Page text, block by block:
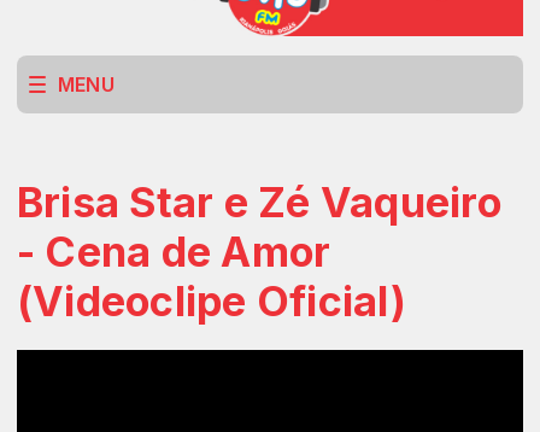
MENU
Brisa Star e Zé Vaqueiro
- Cena de Amor
(Videoclipe Oficial)